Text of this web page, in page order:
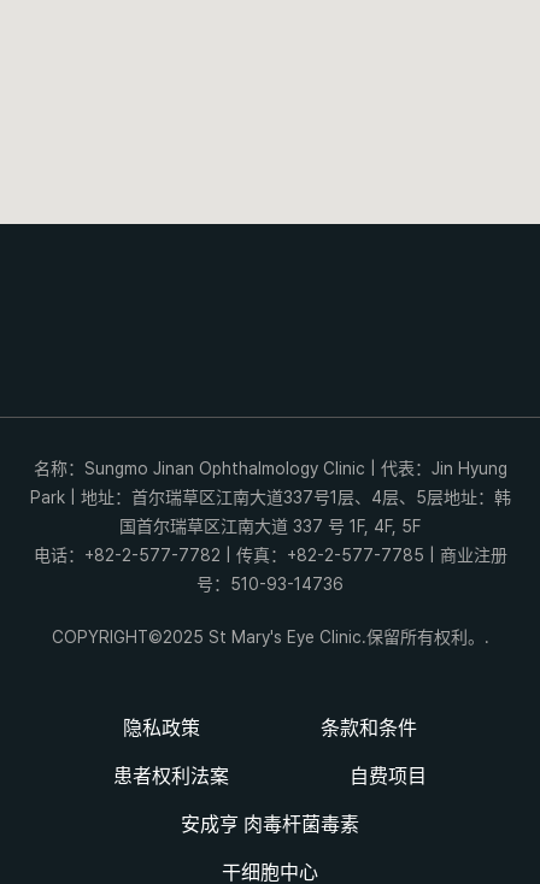
隐私政策 条款和条件
患者权利法案 自费项目
安成亨 肉毒杆菌毒素
干细胞中心
名称：Sungmo Jinan Ophthalmology Clinic | 代表：Jin Hyung
Park | 地址：首尔瑞草区江南大道337号1层、4层、5层地址：韩
国首尔瑞草区江南大道 337 号 1F, 4F, 5F
电话：+82-2-577-7782 | 传真：+82-2-577-7785 | 商业注册
号：510-93-14736
COPYRIGHT©2025 St Mary's Eye Clinic.保留所有权利。.